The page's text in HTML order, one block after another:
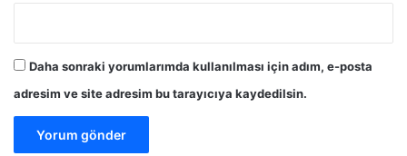
Daha sonraki yorumlarımda kullanılması için adım, e-posta
adresim ve site adresim bu tarayıcıya kaydedilsin.